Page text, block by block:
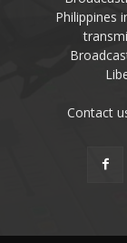
Philippines
Contact